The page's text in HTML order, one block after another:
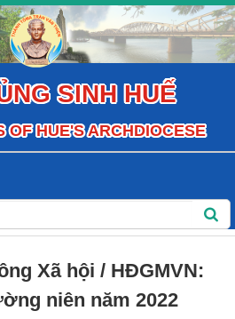
SINH HUẾ
OF HUE'S ARCHDIOCESE
Xã hội / HĐGMVN:
niên năm 2022